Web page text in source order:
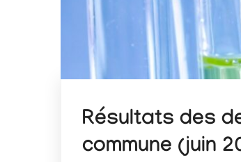
Résultats des
commune (juin